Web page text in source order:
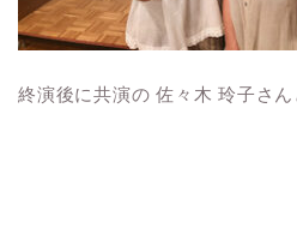
終演後に共演の 佐々木 玲子さ